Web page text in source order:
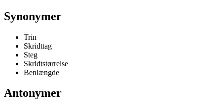
Synonymer
Trin
Skridttag
Steg
Skridtstørrelse
Benlængde
Antonymer